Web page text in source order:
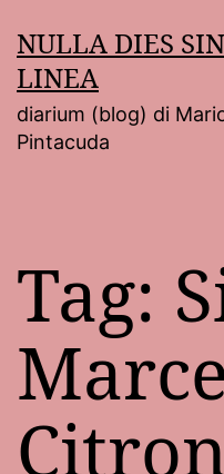
al
contenuto
NULLA DIES
LINEA
diarium (blog) di
Pintacuda
Tag: